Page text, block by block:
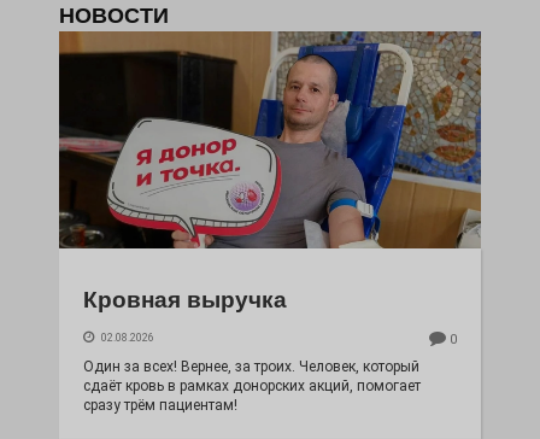
НОВОСТИ
Кровная выручка
02.08.2026 0
Один за всех! Вернее, за троих. Человек, который
сдаёт кровь в рамках донорских акций, помогает
сразу трём пациентам!